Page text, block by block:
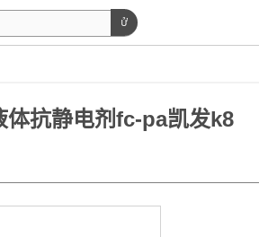
抗静电剂fc-pa凯发k8